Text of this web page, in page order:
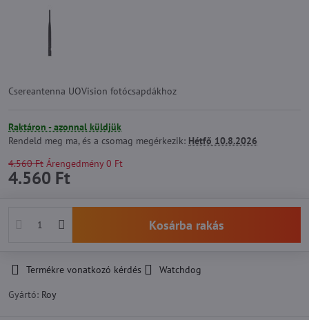
Csereantenna UOVision fotócsapdákhoz
Raktáron - azonnal küldjük
Rendeld meg ma, és a csomag megérkezik: Hétfő 10.8.2026
4.560 Ft Árengedmény 0 Ft
4.560 Ft
Kosárba rakás
Termékre vonatkozó kérdés
Watchdog
Gyártó: Roy